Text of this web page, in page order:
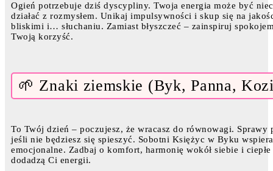
Ogień potrzebuje dziś dyscypliny. Twoja energia może być
działać z rozmysłem. Unikaj impulsywności i skup się na
bliskimi i… słuchaniu. Zamiast błyszczeć – zainspiruj
Twoją korzyść.
🌱 Znaki ziemskie (Byk, Panna,
To Twój dzień – poczujesz, że wracasz do równowagi.
jeśli nie będziesz się spieszyć. Sobotni Księżyc w Byku
emocjonalne. Zadbaj o komfort, harmonię wokół siebie i
dodadzą Ci energii.